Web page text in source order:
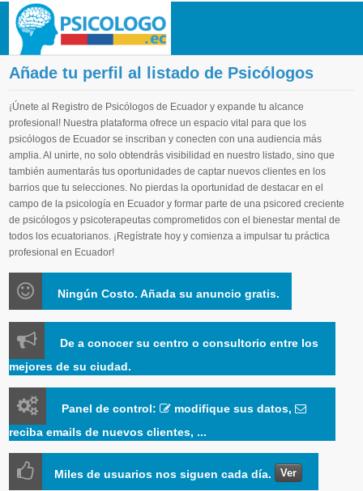
Añade tu perfil al listado de Psicólogos
¡Únete al Registro de Psicólogos de Ecuador y expande tu alcance
profesional! Nuestra plataforma ofrece un espacio vital para que los
psicólogos de Ecuador se inscriban y conecten con una audiencia más
amplia. Al unirte, no solo obtendrás visibilidad en nuestro listado, sino que
también aumentarás tus oportunidades de captar nuevos clientes en los
barrios que tu selecciones. No pierdas la oportunidad de destacar en el
campo de la psicología en Ecuador y formar parte de una psicored creciente
de psicólogos y psicoterapeutas comprometidos con el bienestar mental de
todos los ecuatorianos. ¡Regístrate hoy y comienza a impulsar tu práctica
profesional en Ecuador!
Ningún Costo. Añada su anuncio gratis.
De a conocer su centro o consultorio entre los
mejores de su ciudad.
Panel de control:
modifique sus datos,
reciba emails de nuevos clientes, ...
Miles de usuarios nos siguen cada día. Ver